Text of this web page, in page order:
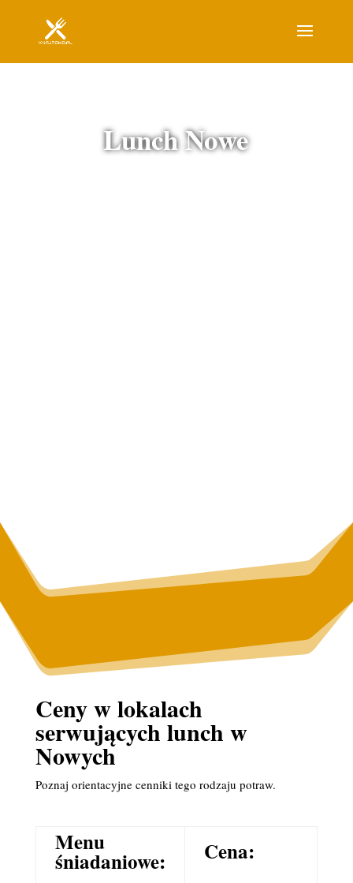
Lunch Nowe
Ceny w lokalach
serwujących lunch w
Nowych
Poznaj orientacyjne cenniki tego rodzaju potraw.
Menu
śniadaniowe: Cena: